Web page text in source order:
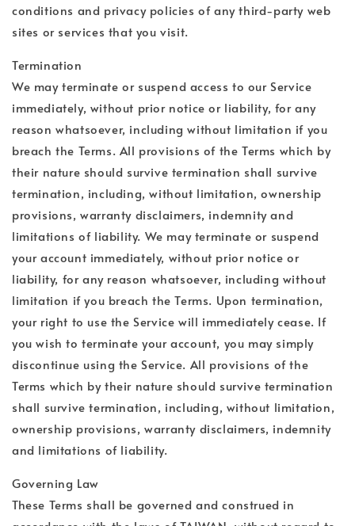
conditions and privacy policies of any third-party web
sites or services that you visit.
Termination
We may terminate or suspend access to our Service
immediately, without prior notice or liability, for any
reason whatsoever, including without limitation if you
breach the Terms. All provisions of the Terms which by
their nature should survive termination shall survive
termination, including, without limitation, ownership
provisions, warranty disclaimers, indemnity and
limitations of liability. We may terminate or suspend
your account immediately, without prior notice or
liability, for any reason whatsoever, including without
limitation if you breach the Terms. Upon termination,
your right to use the Service will immediately cease. If
you wish to terminate your account, you may simply
discontinue using the Service. All provisions of the
Terms which by their nature should survive termination
shall survive termination, including, without limitation,
ownership provisions, warranty disclaimers, indemnity
and limitations of liability.
Governing Law
These Terms shall be governed and construed in